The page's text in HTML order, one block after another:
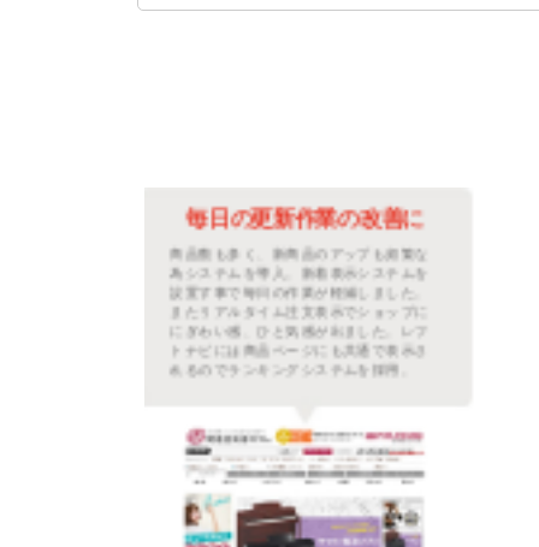
毎日のランキング更新改善
毎日売れた商品数を数えランキングを更
新していましたが、その作業が無くなり
他の時間に使うことができとても重宝し
ています。また、土日祝日などは更新が
できなかったので手動の時よりもお客さ
んには新鮮な情報を常に伝えられるショ
ップになりました。